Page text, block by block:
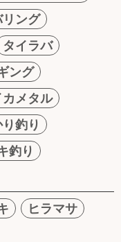
リング
タイラバ
ング
カメタル
釣り
釣り
ヒラマサ